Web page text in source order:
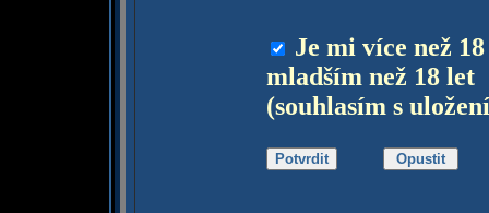
Je mi více než
mladším než 18 let
(souhlasím s